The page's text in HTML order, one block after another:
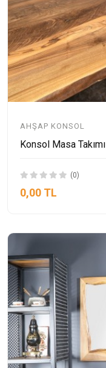
AHŞAP KONSOL
Konsol Masa Takımı
(0)
0,00 TL